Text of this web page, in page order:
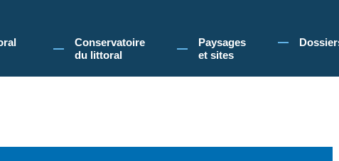
du Conservatoire du littoral, vous acceptez l'utilisation de cookies pour vous
Conservatoire
du littoral
Paysages
et sites